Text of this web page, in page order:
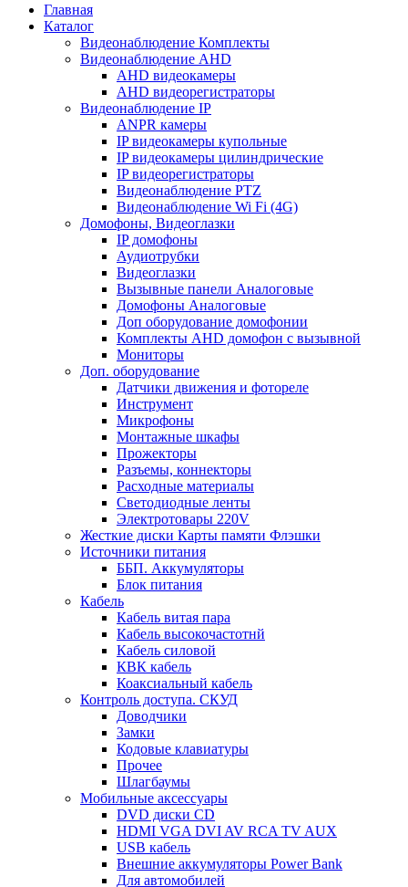
Главная
Каталог
Видеонаблюдение Комплекты
Видеонаблюдение AHD
AHD видеокамеры
AHD видеорегистраторы
Видеонаблюдение IP
ANPR камеры
IP видеокамеры купольные
IP видеокамеры цилиндрические
IP видеорегистраторы
Видеонаблюдение PTZ
Видеонаблюдение Wi Fi (4G)
Домофоны, Видеоглазки
IP домофоны
Аудиотрубки
Видеоглазки
Вызывные панели Aналоговые
Домофоны Aналоговые
Доп оборудование домофонии
Комплекты AHD домофон с вызывной
Мониторы
Доп. оборудование
Датчики движения и фотореле
Инструмент
Микрофоны
Монтажные шкафы
Прожекторы
Разъемы, коннекторы
Расходные материалы
Светодиодные ленты
Электротовары 220V
Жесткие диски Карты памяти Флэшки
Источники питания
ББП. Аккумуляторы
Блок питания
Кабель
Кабель витая пара
Кабель высокочастотнй
Кабель силовой
КВК кабель
Коаксиальный кабель
Контроль доступа. СКУД
Доводчики
Замки
Кодовые клавиатуры
Прочее
Шлагбаумы
Мобильные аксессуары
DVD диски CD
HDMI VGA DVI AV RCA TV AUX
USB кабель
Внешние аккумуляторы Power Bank
Для автомобилей